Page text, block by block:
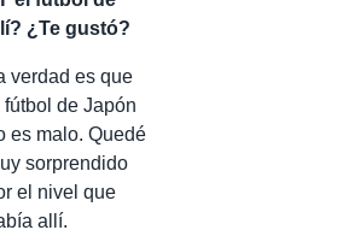
¿Te gustó?
verdad es que
fútbol de Japón
es malo. Quedé
sorprendido
el nivel que
allí.